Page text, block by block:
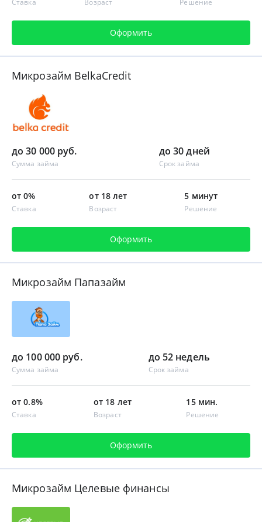
Оформить
Микрозайм BelkaCredit
до 30 000 руб.
Сумма займа
до 30 дней
Срок займа
от 0%
Ставка
от 18 лет
Возраст
5 минут
Решение
Оформить
Микрозайм Папазайм
до 100 000 руб.
Сумма займа
до 52 недель
Срок займа
от 0.8%
Ставка
от 18 лет
Возраст
15 мин.
Решение
Оформить
Микрозайм Целевые финансы